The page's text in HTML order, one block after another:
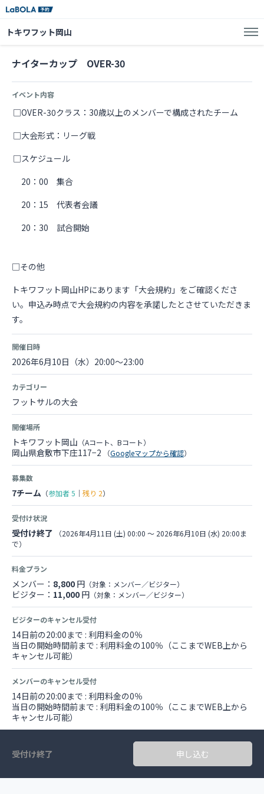
トキワフット岡山
ナイターカップ OVER-30
イベント内容
□OVER-30クラス：30歳以上のメンバーで構成されたチーム
□大会形式：リーグ戦
□スケジュール
20：00 集合
20：15 代表者会議
20：30 試合開始
□その他
トキワフット岡山HPにあります「大会規約」をご確認くださ
い。申込み時点で大会規約の内容を承諾したとさせていただきま
す。
開催日時
2026年6月10日（水）20:00～23:00
カテゴリー
フットサルの大会
開催場所
トキワフット岡山 （Aコート、Bコート）
岡山県倉敷市下庄117−2 （Googleマップから確認）
募集数
7チーム （参加者5 ｜ 残り 2）
受付け状況
受付け終了
（2026年4月11日 (土) 00:00 〜 2026年6月10日 (水) 20:00ま
で）
料金プラン
メンバー： 8,800 円 （対象：メンバー／ビジター）
ビジター： 11,000 円 （対象：メンバー／ビジター）
ビジターのキャンセル受付
14日前の20:00まで : 利用料金の0％
当日の開始時間前まで : 利用料金の100％（ここまでWEB上から
キャンセル可能）
メンバーのキャンセル受付
14日前の20:00まで : 利用料金の0％
当日の開始時間前まで : 利用料金の100％（ここまでWEB上から
キャンセル可能）
受付け終了 申し込む